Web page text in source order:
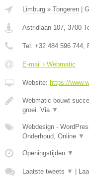
Limburg » Tongeren
Astridlaan 107, 3700
Tel: +32 484 596 744,
E-mail › Webmatic
Website: https://
Webmatic bouwt
groei. Via ▼
Webdesign -
Onderhoud, Online ▼
Openingstijden ▼
Laatste tweets ▼